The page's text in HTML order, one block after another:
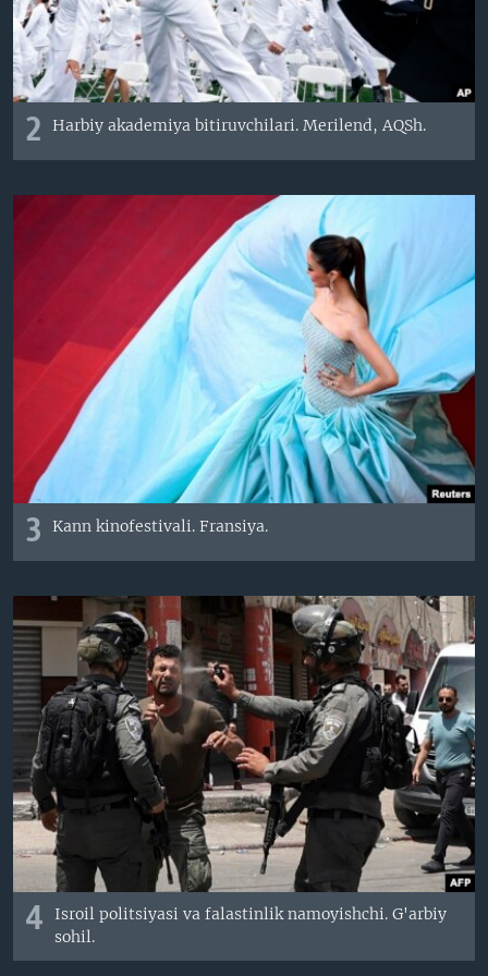
2 Harbiy akademiya bitiruvchilari. Merilend, AQSh.
3 Kann kinofestivali. Fransiya.
4
Isroil politsiyasi va falastinlik namoyishchi. G'arbiy
sohil.